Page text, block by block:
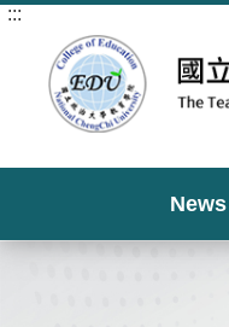
G
e
:::
News